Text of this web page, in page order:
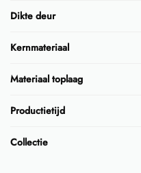
Dikte deur
Kernmateriaal
Materiaal toplaag
Productietijd
Collectie